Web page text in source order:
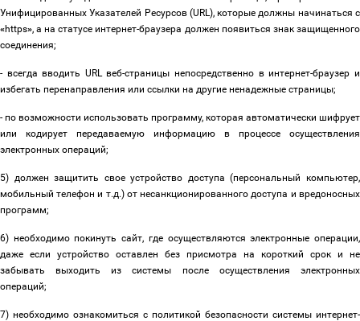
Унифицированных Указателей Ресурсов (URL), которые должны начинаться с
«https», а на статусе интернет-браузера должен появиться знак защищенного
соединения;
- всегда вводить URL веб-страницы непосредственно в интернет-браузер и
избегать перенаправления или ссылки на другие ненадежные страницы;
- по возможности использовать программу, которая автоматически шифрует
или кодирует передаваемую информацию в процессе осуществления
электронных операций;
5) должен защитить свое устройство доступа (персональный компьютер,
мобильный телефон и т.д.) от несанкционированного доступа и вредоносных
программ;
6) необходимо покинуть сайт, где осуществляются электронные операции,
даже если устройство оставлен без присмотра на короткий срок и не
забывать выходить из системы после осуществления электронных
операций;
7) необходимо ознакомиться с политикой безопасности системы интернет-